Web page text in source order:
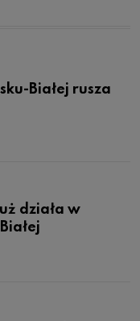
Białej rusza
działa w